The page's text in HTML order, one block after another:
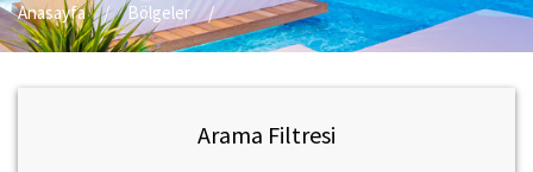
Anasayfa Bölgeler
Arama Filtresi